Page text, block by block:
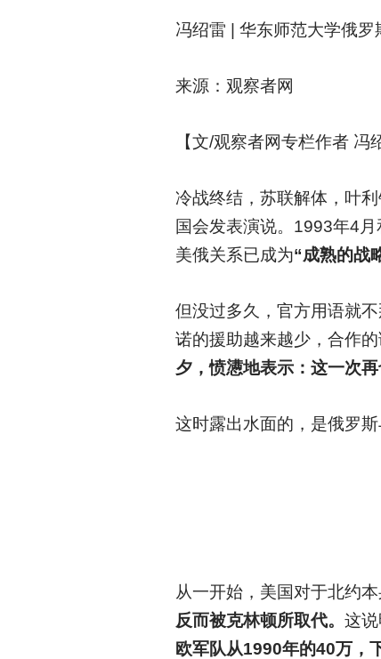
冯绍雷 | 华东师范大学俄
来源：观察者网
【文/观察者网专栏作者 冯
冷战终结，苏联解体，叶
国会发表演说。1993年4
美俄关系已成为“成熟的战
但没过多久，官方用语就不
诺的援助越来越少，合作
夕，愤懑地表示：这一次
这时露出水面的，是俄罗
从一开始，美国对于北约
反而被克林顿所取代。 这
欧军队从1990年的40万，